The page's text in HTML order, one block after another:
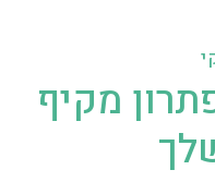
מקיף